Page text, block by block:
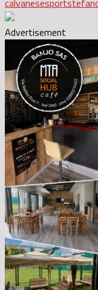
Advertisement